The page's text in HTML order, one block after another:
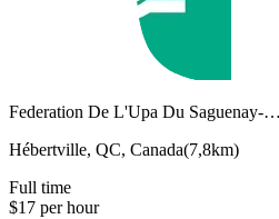
Federation De L'Upa Du Saguenay-…
Hébertville, QC, Canada(7,8km)
Full time
$17 per hour